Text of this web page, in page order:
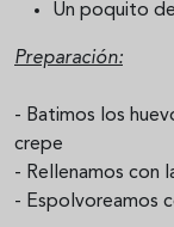
Un poquito de
Preparación:
- Batimos los
crepe
- Rellenamos con
- Espolvoreamos